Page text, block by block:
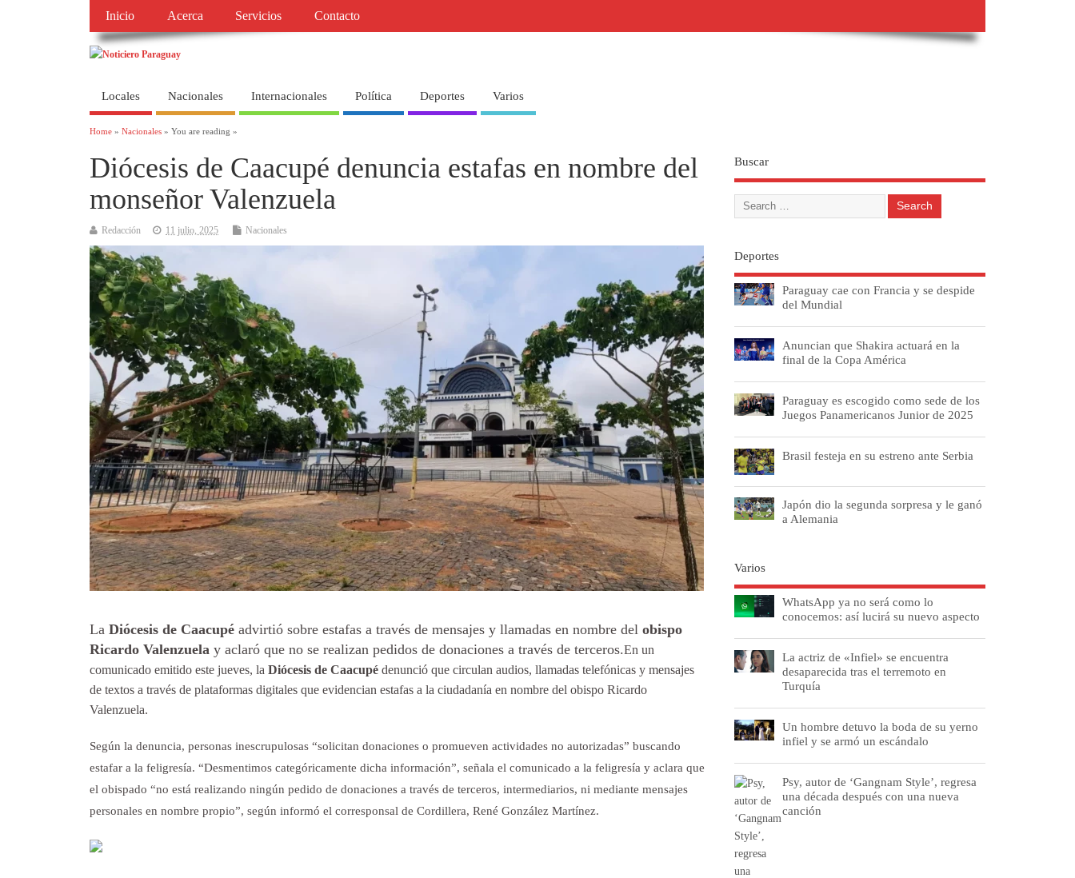
Inicio Acerca Servicios Contacto
Locales Nacionales Internacionales Política Deportes Varios
Home » Nacionales » You are reading »
Diócesis de Caacupé denuncia estafas en nombre del
monseñor Valenzuela
Redacción 11 julio, 2025 Nacionales
La Diócesis de Caacupé advirtió sobre estafas a través de mensajes y llamadas en nombre del obispo
Ricardo Valenzuela y aclaró que no se realizan pedidos de donaciones a través de terceros.En un
comunicado emitido este jueves, la Diócesis de Caacupé denunció que circulan audios, llamadas telefónicas y mensajes
de textos a través de plataformas digitales que evidencian estafas a la ciudadanía en nombre del obispo Ricardo
Valenzuela.
Según la denuncia, personas inescrupulosas “solicitan donaciones o promueven actividades no autorizadas” buscando
estafar a la feligresía. “Desmentimos categóricamente dicha información”, señala el comunicado a la feligresía y aclara que
el obispado “no está realizando ningún pedido de donaciones a través de terceros, intermediarios, ni mediante mensajes
personales en nombre propio”, según informó el corresponsal de Cordillera, René González Martínez.
Buscar
Deportes
Paraguay cae con Francia y se despide
del Mundial
Anuncian que Shakira actuará en la
final de la Copa América
Paraguay es escogido como sede de los
Juegos Panamericanos Junior de 2025
Brasil festeja en su estreno ante Serbia
Japón dio la segunda sorpresa y le ganó
a Alemania
Varios
WhatsApp ya no será como lo
conocemos: así lucirá su nuevo aspecto
La actriz de «Infiel» se encuentra
desaparecida tras el terremoto en
Turquía
Un hombre detuvo la boda de su yerno
infiel y se armó un escándalo
Psy, autor de ‘Gangnam Style’, regresa
una década después con una nueva
canción